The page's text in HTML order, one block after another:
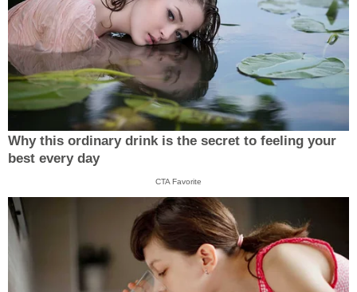
Why this ordinary drink is the secret to feeling your
best every day
CTA Favorite